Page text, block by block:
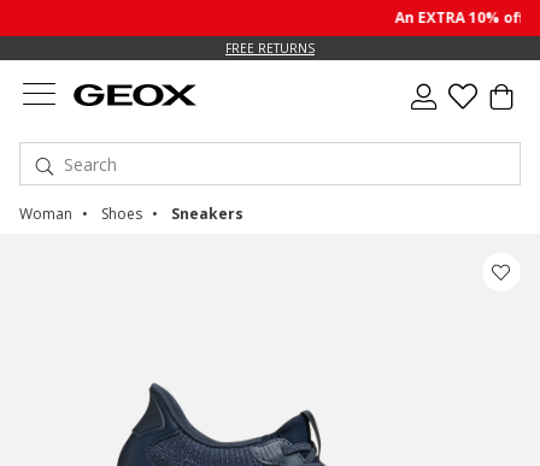
An EXTRA 10% off
FREE RETURNS
Woman Shoes Sneakers